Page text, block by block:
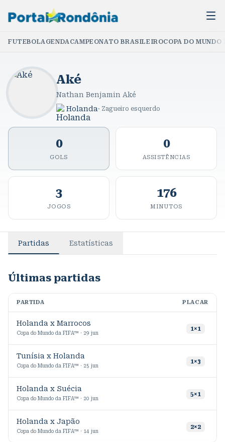
FUTEBOLAGENDACAMPEONATO BRASILEIROCOPA DO
Aké
Nathan Benjamin Aké
Holanda · Zagueiro esquerdo
0
GOLS
0
ASSISTÊNCIAS
3
JOGOS
176
MINUTOS
Partidas Estatísticas
Últimas partidas
PARTIDA PLACAR
Holanda x Marrocos
Copa do Mundo da FIFA™ · 29 jun
1×1
Tunísia x Holanda
Copa do Mundo da FIFA™ · 25 jun
1×3
Holanda x Suécia
Copa do Mundo da FIFA™ · 20 jun
5×1
Holanda x Japão
Copa do Mundo da FIFA™ · 14 jun
2×2